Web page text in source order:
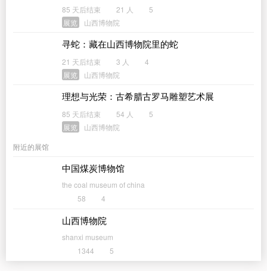
85 天后结束 21 人
5
展览
山西博物院
寻蛇：藏在山西博物院里的蛇
21 天后结束 3 人
4
展览
山西博物院
理想与光荣：古希腊古罗马雕塑艺术展
85 天后结束 54 人
5
展览
山西博物院
附近的展馆
中国煤炭博物馆
the coal museum of china
58
4
山西博物院
shanxi museum
1344
5